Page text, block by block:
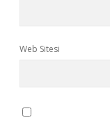
Web Sitesi